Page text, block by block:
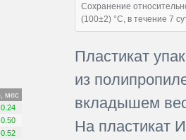
Сохранение
(100±2) °С, в течение 7
Пластикат
из
вкладышем
На пластикат